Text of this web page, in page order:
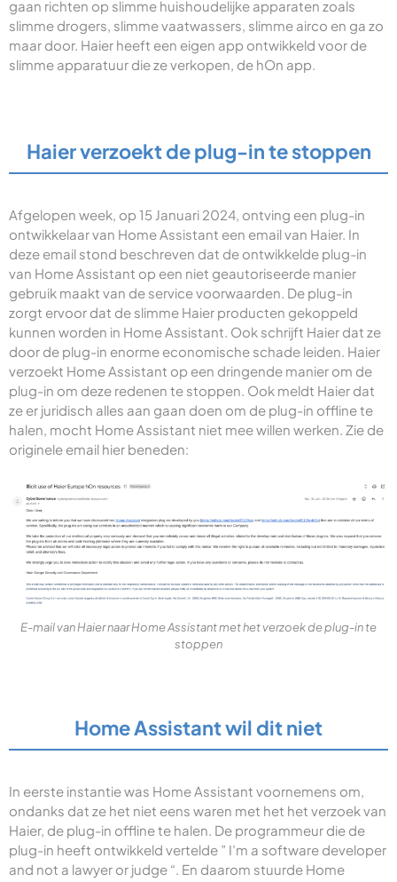
gaan richten op slimme huishoudelijke apparaten zoals
slimme drogers, slimme vaatwassers, slimme airco en ga zo
maar door. Haier heeft een eigen app ontwikkeld voor de
slimme apparatuur die ze verkopen, de hOn app.
Haier verzoekt de plug-in te stoppen
Afgelopen week, op 15 Januari 2024, ontving een plug-in
ontwikkelaar van Home Assistant een email van Haier. In
deze email stond beschreven dat de ontwikkelde plug-in
van Home Assistant op een niet geautoriseerde manier
gebruik maakt van de service voorwaarden. De plug-in
zorgt ervoor dat de slimme Haier producten gekoppeld
kunnen worden in Home Assistant. Ook schrijft Haier dat ze
door de plug-in enorme economische schade leiden. Haier
verzoekt Home Assistant op een dringende manier om de
plug-in om deze redenen te stoppen. Ook meldt Haier dat
ze er juridisch alles aan gaan doen om de plug-in offline te
halen, mocht Home Assistant niet mee willen werken. Zie de
originele email hier beneden:
E-mail van Haier naar Home Assistant met het verzoek de plug-in te
stoppen
Home Assistant wil dit niet
In eerste instantie was Home Assistant voornemens om,
ondanks dat ze het niet eens waren met het het verzoek van
Haier, de plug-in offline te halen. De programmeur die de
plug-in heeft ontwikkeld vertelde ” I’m a software developer
and not a lawyer or judge “. En daarom stuurde Home